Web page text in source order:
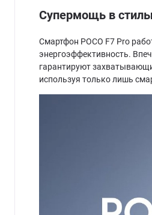
Супермощь в
Смартфон POCO F7 Pro
энергоэффективность.
гарантируют
используя только лишь